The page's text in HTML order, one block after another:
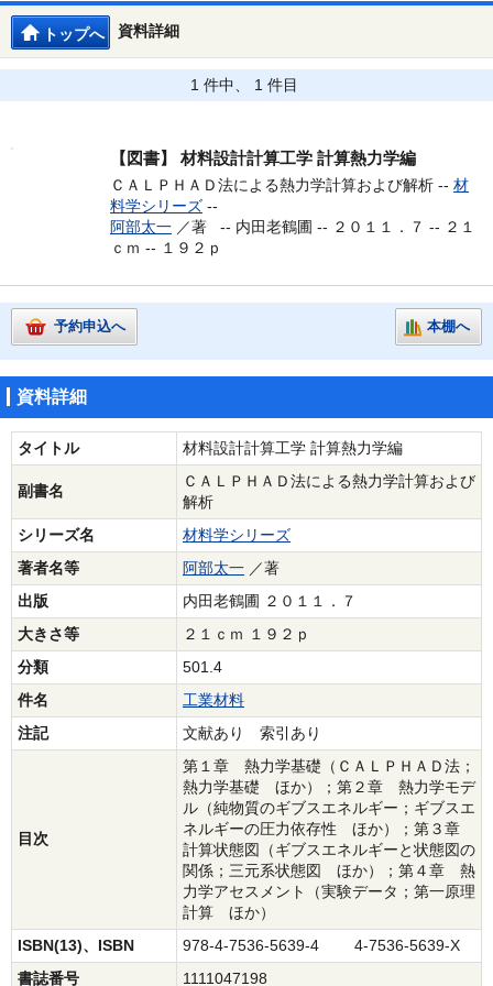
資料詳細
トップへ
1 件中、 1 件目
【図書】 材料設計計算工学 計算熱力学編
ＣＡＬＰＨＡＤ法による熱力学計算および解析 -- 材
料学シリーズ --
阿部太一 ／著 -- 内田老鶴圃 -- ２０１１．７ -- ２１
ｃｍ -- １９２ｐ
予約申込へ 本棚へ
資料詳細
タイトル 材料設計計算工学 計算熱力学編
副書名
ＣＡＬＰＨＡＤ法による熱力学計算および
解析
シリーズ名
材料学シリーズ
著者名等
阿部太一 ／著
出版
内田老鶴圃 ２０１１．７
大きさ等
２１ｃｍ １９２ｐ
分類
501.4
件名
工業材料
注記
文献あり 索引あり
目次
第１章 熱力学基礎（ＣＡＬＰＨＡＤ法；
熱力学基礎 ほか）；第２章 熱力学モデ
ル（純物質のギブスエネルギー；ギブスエ
ネルギーの圧力依存性 ほか）；第３章
計算状態図（ギブスエネルギーと状態図の
関係；三元系状態図 ほか）；第４章 熱
力学アセスメント（実験データ；第一原理
計算 ほか）
ISBN(13)、ISBN
978-4-7536-5639-4 4-7536-5639-X
書誌番号
1111047198